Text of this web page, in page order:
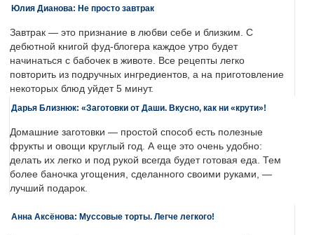
Юлия Дианова: Не просто завтрак
Завтрак — это признание в любви себе и близким. С
дебютной книгой фуд-блогера каждое утро будет
начинаться с бабочек в животе. Все рецепты легко
повторить из подручных ингредиентов, а на приготовление
некоторых блюд уйдет 5 минут.
Дарья Близнюк: «Заготовки от Даши. Вкусно, как ни «крути»!
Домашние заготовки — простой способ есть полезные
фрукты и овощи круглый год. А еще это очень удобно:
делать их легко и под рукой всегда будет готовая еда. Тем
более баночка угощения, сделанного своими руками, —
лучший подарок.
Анна Аксёнова: Муссовые торты. Легче легкого!